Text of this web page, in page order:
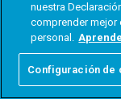
nuestra
comprender
personal.
Configuración de